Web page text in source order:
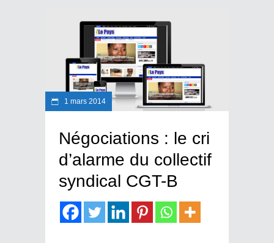
1 mars 2014
Négociations : le cri
d’alarme du collectif
syndical CGT-B